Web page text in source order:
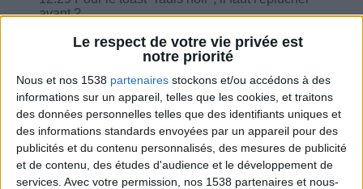
Le respect de votre vie privée est
notre priorité
Nous et nos 1538 partenaires stockons et/ou accédons à des
informations sur un appareil, telles que les cookies, et traitons
des données personnelles telles que des identifiants uniques et
des informations standards envoyées par un appareil pour des
publicités et du contenu personnalisés, des mesures de publicité
et de contenu, des études d'audience et le développement de
services. Avec votre permission, nos 1538 partenaires et nous-
avant ?
chapon avec un peu d'huile d'olives,
champignons, pomme cuit au cidre, qu'en
Combien de kilos souhaitez-vous perdre ?